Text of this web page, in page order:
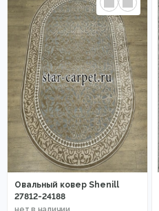
Овальный ковер Shenill
27812-24188